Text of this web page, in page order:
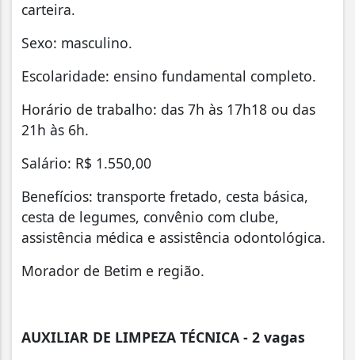
carteira.
Sexo: masculino.
Escolaridade: ensino fundamental completo.
Horário de trabalho: das 7h às 17h18 ou das
21h às 6h.
Salário: R$ 1.550,00
Benefícios: transporte fretado, cesta básica,
cesta de legumes, convênio com clube,
assistência médica e assistência odontológica.
Morador de Betim e região.
AUXILIAR DE LIMPEZA TÉCNICA - 2 vagas